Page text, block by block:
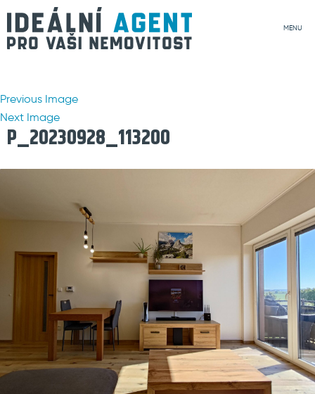
MENU
Previous Image
Next Image
P_20230928_113200